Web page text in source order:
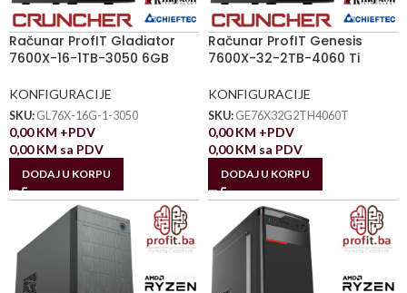
Računar ProfIT Gladiator
7600X-16-1TB-3050 6GB
KONFIGURACIJE
SKU: GL76X-16G-1-3050
0,00KM +PDV
0,00KM sa PDV
DODAJ U KORPU
Računar ProfIT Genesis
7600X-32-2TB-4060 Ti
KONFIGURACIJE
SKU: GE76X32G2TH4060T
0,00KM +PDV
0,00KM sa PDV
DODAJ U KORPU